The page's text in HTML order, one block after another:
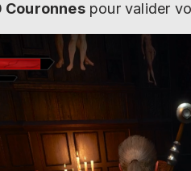
Couronnespour valider